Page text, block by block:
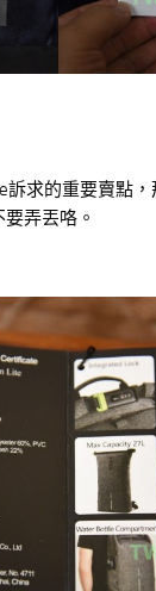
訴求的重要賣點
弄丟咯。